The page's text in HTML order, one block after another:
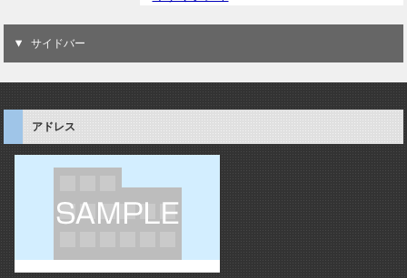
サイドバー
アドレス